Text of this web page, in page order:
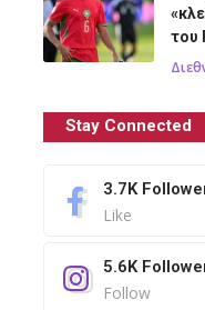
του
Stay Connected
3.7K
Like
5.6K
Follow